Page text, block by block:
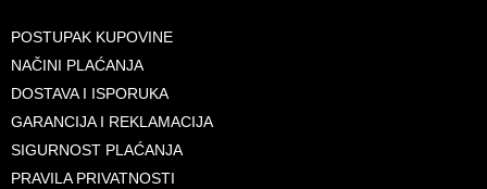
POSTUPAK KUPOVINE
NAČINI PLAĆANJA
DOSTAVA I ISPORUKA
GARANCIJA I REKLAMACIJA
SIGURNOST PLAĆANJA
PRAVILA PRIVATNOSTI